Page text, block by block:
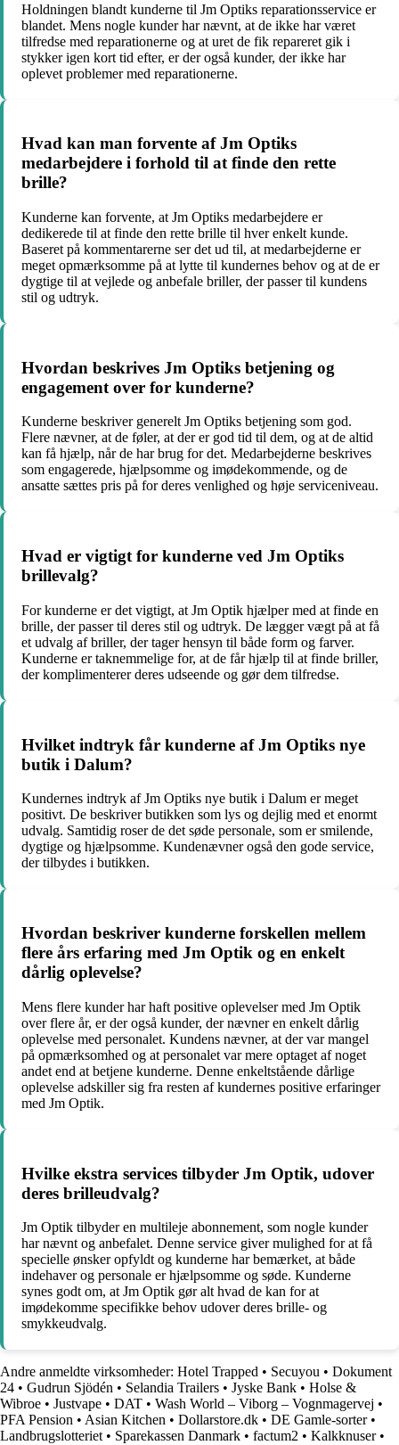
Holdningen blandt kunderne til Jm Optiks reparationsservice er
blandet. Mens nogle kunder har nævnt, at de ikke har været
tilfredse med reparationerne og at uret de fik repareret gik i
stykker igen kort tid efter, er der også kunder, der ikke har
oplevet problemer med reparationerne.
Hvad kan man forvente af Jm Optiks
medarbejdere i forhold til at finde den rette
brille?
Kunderne kan forvente, at Jm Optiks medarbejdere er
dedikerede til at finde den rette brille til hver enkelt kunde.
Baseret på kommentarerne ser det ud til, at medarbejderne er
meget opmærksomme på at lytte til kundernes behov og at de er
dygtige til at vejlede og anbefale briller, der passer til kundens
stil og udtryk.
Hvordan beskrives Jm Optiks betjening og
engagement over for kunderne?
Kunderne beskriver generelt Jm Optiks betjening som god.
Flere nævner, at de føler, at der er god tid til dem, og at de altid
kan få hjælp, når de har brug for det. Medarbejderne beskrives
som engagerede, hjælpsomme og imødekommende, og de
ansatte sættes pris på for deres venlighed og høje serviceniveau.
Hvad er vigtigt for kunderne ved Jm Optiks
brillevalg?
For kunderne er det vigtigt, at Jm Optik hjælper med at finde en
brille, der passer til deres stil og udtryk. De lægger vægt på at få
et udvalg af briller, der tager hensyn til både form og farver.
Kunderne er taknemmelige for, at de får hjælp til at finde briller,
der komplimenterer deres udseende og gør dem tilfredse.
Hvilket indtryk får kunderne af Jm Optiks nye
butik i Dalum?
Kundernes indtryk af Jm Optiks nye butik i Dalum er meget
positivt. De beskriver butikken som lys og dejlig med et enormt
udvalg. Samtidig roser de det søde personale, som er smilende,
dygtige og hjælpsomme. Kundenævner også den gode service,
der tilbydes i butikken.
Hvordan beskriver kunderne forskellen mellem
flere års erfaring med Jm Optik og en enkelt
dårlig oplevelse?
Mens flere kunder har haft positive oplevelser med Jm Optik
over flere år, er der også kunder, der nævner en enkelt dårlig
oplevelse med personalet. Kundens nævner, at der var mangel
på opmærksomhed og at personalet var mere optaget af noget
andet end at betjene kunderne. Denne enkeltstående dårlige
oplevelse adskiller sig fra resten af kundernes positive erfaringer
med Jm Optik.
Hvilke ekstra services tilbyder Jm Optik, udover
deres brilleudvalg?
Jm Optik tilbyder en multileje abonnement, som nogle kunder
har nævnt og anbefalet. Denne service giver mulighed for at få
specielle ønsker opfyldt og kunderne har bemærket, at både
indehaver og personale er hjælpsomme og søde. Kunderne
synes godt om, at Jm Optik gør alt hvad de kan for at
imødekomme specifikke behov udover deres brille- og
smykkeudvalg.
Andre anmeldte virksomheder: Hotel Trapped • Secuyou • Dokument
24 • Gudrun Sjödén • Selandia Trailers • Jyske Bank • Holse &
Wibroe • Justvape • DAT • Wash World – Viborg – Vognmagervej •
PFA Pension • Asian Kitchen • Dollarstore.dk • DE Gamle-sorter•
Landbrugslotteriet • Sparekassen Danmark • factum2 • Kalkknuser•